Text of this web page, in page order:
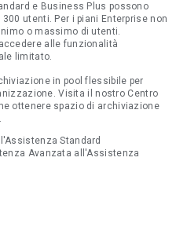
e Business Plus possono
utenti. Per i piani Enterprise non
o massimo di utenti.
alle funzionalità
limitato.
in pool flessibile per
Visita il nostro Centro
ottenere spazio di archiviazione
Standard
Avanzata all'Assistenza